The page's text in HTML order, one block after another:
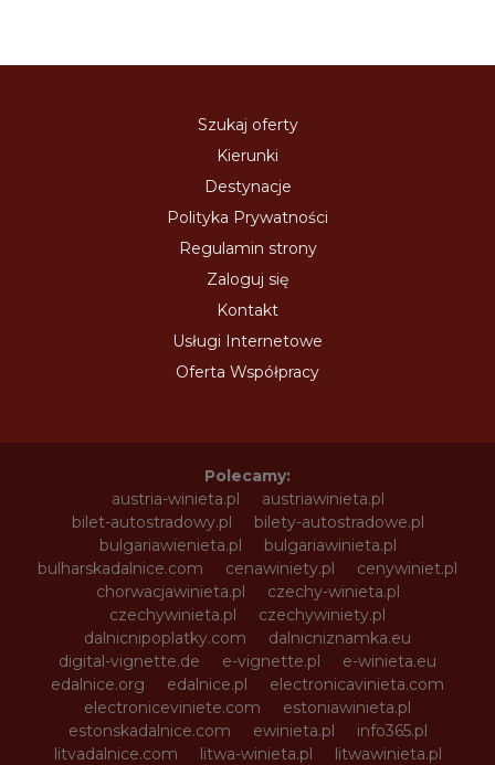
Szukaj oferty
Kierunki
Destynacje
Polityka Prywatności
Regulamin strony
Zaloguj się
Kontakt
Usługi Internetowe
Oferta Współpracy
Polecamy:
austria-winieta.pl
austriawinieta.pl
bilet-autostradowy.pl
bilety-autostradowe.pl
bulgariawienieta.pl
bulgariawinieta.pl
bulharskadalnice.com
cenawiniety.pl
cenywiniet.pl
chorwacjawinieta.pl
czechy-winieta.pl
czechywinieta.pl
czechywiniety.pl
dalnicnipoplatky.com
dalnicniznamka.eu
digital-vignette.de
e-vignette.pl
e-winieta.eu
edalnice.org
edalnice.pl
electronicavinieta.com
electroniceviniete.com
estoniawinieta.pl
estonskadalnice.com
ewinieta.pl
info365.pl
litvadalnice.com
litwa-winieta.pl
litwawinieta.pl